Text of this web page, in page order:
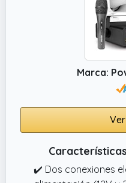
Disfrute de hasta
sola carga con
eliminando las
y asegurando un
ininterrumpido
Marca:
✔️ Dos conexiones